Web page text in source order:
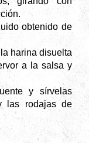
obtenido de
harina disuelta
a la salsa y
y sírvelas
las rodajas de